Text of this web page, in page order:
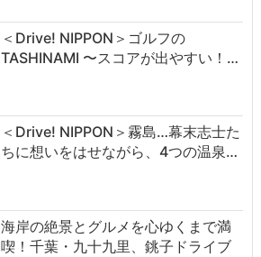
＜Drive! NIPPON＞ゴルフの
TASHINAMI 〜スコアが出やすい！…
＜Drive! NIPPON＞霧島…幕末志士た
ちに想いをはせながら、4つの温泉…
海岸の絶景とグルメを心ゆくまで満
喫！千葉・九十九里、銚子ドライブ